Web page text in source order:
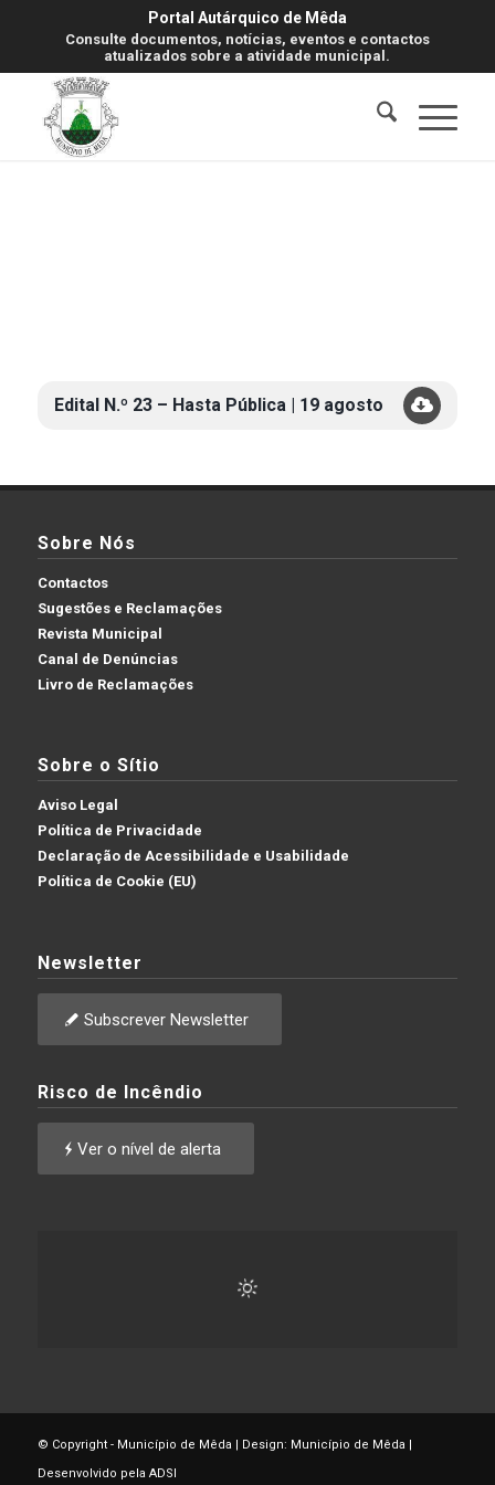
Portal Autárquico de Mêda
Consulte documentos, notícias, eventos e contactos
atualizados sobre a atividade municipal.
Edital N.º 23 – Hasta Pública | 19 agosto
Sobre Nós
Contactos
Sugestões e Reclamações
Revista Municipal
Canal de Denúncias
Livro de Reclamações
Sobre o Sítio
Aviso Legal
Política de Privacidade
Declaração de Acessibilidade e Usabilidade
Política de Cookie (EU)
Newsletter
Subscrever Newsletter
Risco de Incêndio
Ver o nível de alerta
© Copyright - Município de Mêda | Design: Município de Mêda |
Desenvolvido pela ADSI